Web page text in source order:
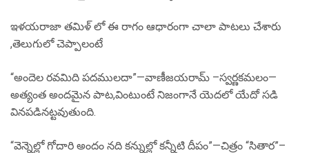
ఇళయరాజా తమిళ్ లో ఈ రాగం ఆధారంగా చాలా పాటలు చేశారు
,తెలుగులో చెప్పాలంటే
“అందెల రవమిది పదములదా”—వాణీజయరామ్ –స్వర్ణకమలం—
అత్యంత అందమైన పాట,వింటుంటే నిజంగానే యెదలో యేదో సడి
వినపడినట్టవుతుంది.
“వెన్నెల్లో గోదారి అందం నది కన్నుల్లో కన్నీటి దీపం”—చిత్రం “సితార”–